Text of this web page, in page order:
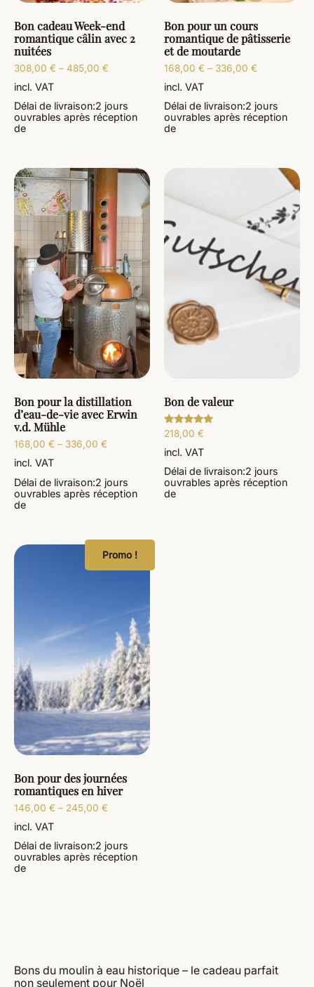
Bon cadeau Week-end
romantique câlin avec 2
nuitées
308,00 € – 485,00 €
incl. VAT
Délai de livraison:2 jours
ouvrables après réception
de
Bon pour un cours
romantique de pâtisserie
et de moutarde
168,00 € – 336,00 €
incl. VAT
Délai de livraison:2 jours
ouvrables après réception
de
Bon pour la distillation
d’eau-de-vie avec Erwin
v.d. Mühle
168,00 € – 336,00 €
incl. VAT
Délai de livraison:2 jours
ouvrables après réception
de
Bon de valeur
Note
5.00
sur 5
218,00 €
incl. VAT
Délai de livraison:2 jours
ouvrables après réception
de
Promo !
Bon pour des journées
romantiques en hiver
146,00 € – 245,00 €
incl. VAT
Délai de livraison:2 jours
ouvrables après réception
de
Bons du moulin à eau historique – le cadeau parfait
non seulement pour Noël